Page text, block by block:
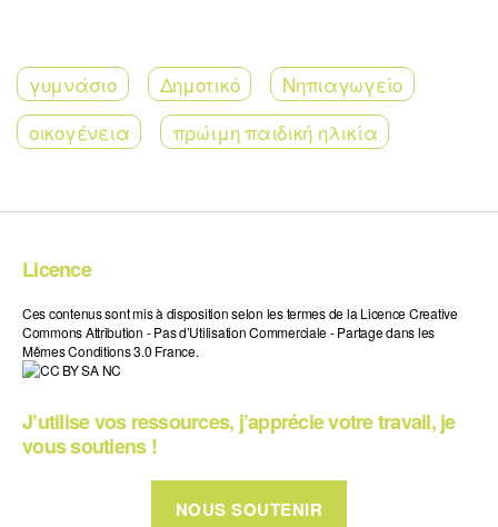
γυμνάσιο Δημοτικό
Νηπιαγωγείο
οικογένεια
πρώιμη παιδική ηλικία
Licence
Ces contenus sont mis à disposition selon les termes de la Licence Creative
Commons Attribution - Pas d’Utilisation Commerciale - Partage dans les
Mêmes Conditions 3.0 France.
J’utilise vos ressources, j’apprécie votre travail, je
vous soutiens !
NOUS SOUTENIR